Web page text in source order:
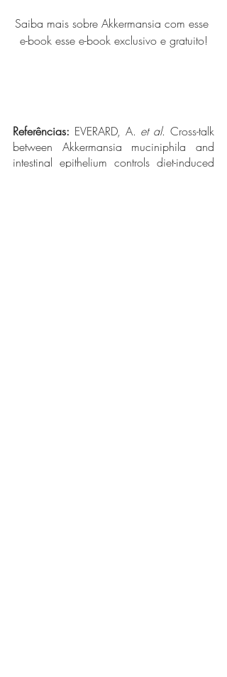
Saiba mais sobre Akkermansia com esse
e-book esse e-book exclusivo e gratuito!
Referências: EVERARD, A. et al. Cross-talk
between Akkermansia muciniphila and
intestinal epithelium controls diet-induced